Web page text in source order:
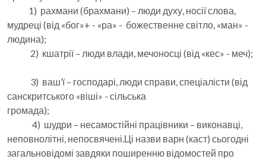
1) рахмани (брахмани) – люди духу, носії слова,
мудреці (від «бог»+ - «ра» - божественне світло, «ман» -
людина);
2) кшатрії – люди влади, мечоносці (від «кес» - меч);
3) ваш’ї – господарі, люди справи, спеціалісти (від
санскритського «віші» - сільська
громада);
4) шудри – несамостійні працівники – виконавці,
неповнолітні, непосвячені.Ці назви варн (каст) сьогодні
загальновідомі завдяки поширенню відомостей про